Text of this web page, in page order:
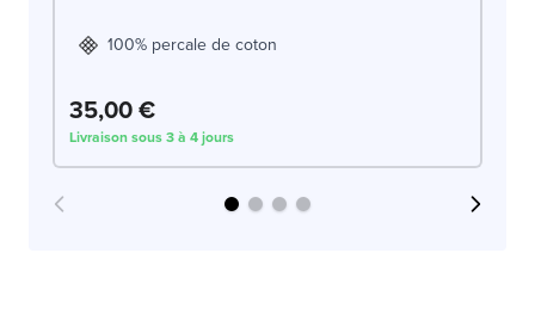
100% percale de coton
35,00 €
Livraison sous 3 à 4 jours